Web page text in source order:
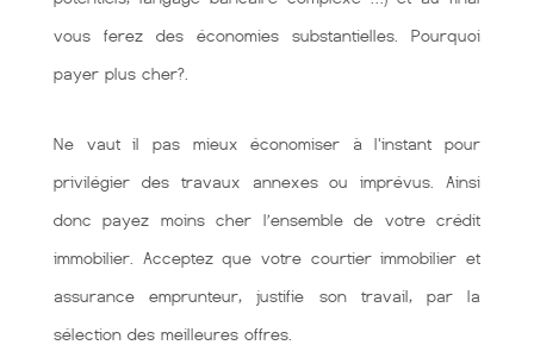
vous ferez des économies substantielles. Pourquoi
payer plus cher?.
Ne vaut il pas mieux économiser à l'instant pour
privilégier des travaux annexes ou imprévus. Ainsi
donc payez moins cher l’ensemble de votre crédit
immobilier. Acceptez que votre courtier immobilier et
assurance emprunteur, justifie son travail, par la
sélection des meilleures offres.